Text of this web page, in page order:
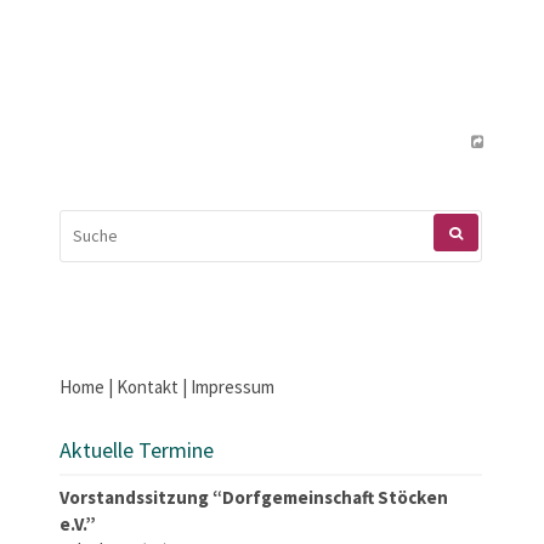
NACH:
Home | Kontakt | Impressum
Aktuelle Termine
Vorstandssitzung “Dorfgemeinschaft Stöcken
e.V.”